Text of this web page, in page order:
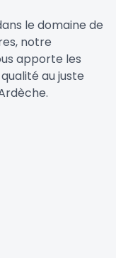
le domaine de
notre
apporte les
au juste